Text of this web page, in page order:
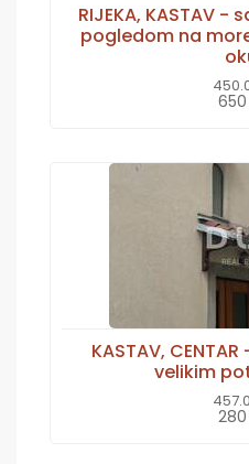
RIJEKA, KASTAV
pogledom na
KASTAV,
velikim